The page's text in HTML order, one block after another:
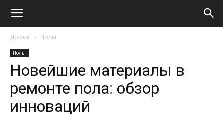
Домой Полы
Полы
Новейшие материалы в
ремонте пола: обзор
инноваций